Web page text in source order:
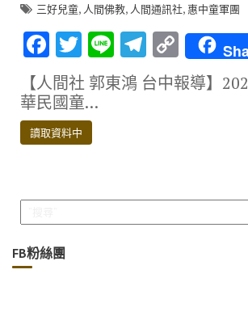
三好兒童, 人間佛教, 人間通訊社, 惠中童軍團
F
ac
e
b
o
k
T
w
it
te
r
Li
n
e
T
el
e
C
o
p
k
【人間社 郭東鴻 台中報導】
華民國童…
讀取資料中
FB粉絲團